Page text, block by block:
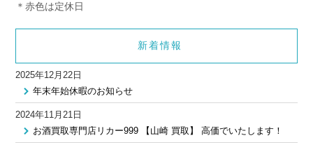
＊赤色は定休日
新着情報
2025年12月22日
年末年始休暇のお知らせ
2024年11月21日
お酒買取専門店リカー999 【山崎 買取】 高価でいたします！